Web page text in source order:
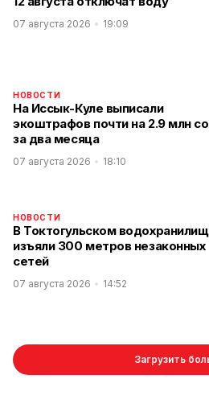
07 августа 2026 19:09
НОВОСТИ
На Иссык-Куле выписали
экоштрафов почти на 2.9 млн
за два месяца
07 августа 2026 18:10
НОВОСТИ
В Токтогульском
изъяли 300 метров незаконных
сетей
07 августа 2026 14:52
Загрузить